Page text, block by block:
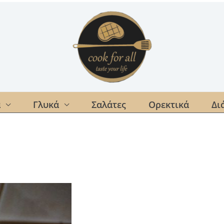
Γλυκά Σαλάτες Ορεκτικά